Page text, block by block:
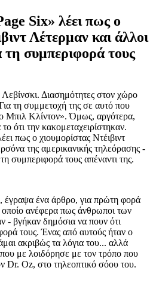
Six» λέει πως ο
Λέτερμαν και άλλοι
συμπεριφορά τους
Διασημότητες στον χώρο
τη συμμετοχή της σε αυτό που
Μπιλ Κλίντον». Όμως, αργότερα,
ότι την κακομεταχειρίστηκαν.
πως ο χιουμορίστας Ντέιβιντ
της αμερικανικής τηλεόρασης -
συμπεριφορά τους απέναντι της.
ένα άρθρο, για πρώτη φορά
ανέφερα πως άνθρωποι των
- βγήκαν δημόσια να πουν ότι
τους. Ένας από αυτούς ήταν ο
ακριβώς τα λόγια του... αλλά
με λοιδόρησε με τον τρόπο που
Dr. Oz, στο τηλεοπτικό σόου του.